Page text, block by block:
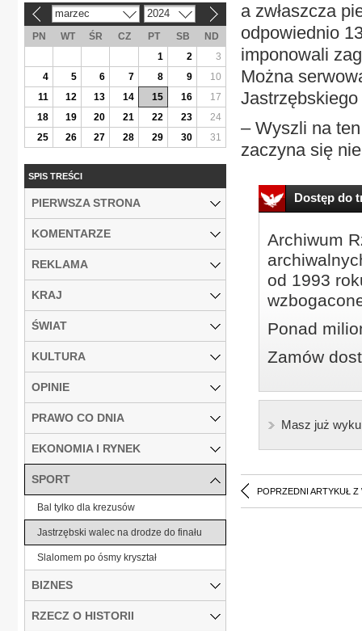
a zwłaszcza
odpowiednio
imponowali
Można
– Wyszli na
zaczyna się
Dostęp do
Archiwum
od 1993
Ponad
Zamów
Masz już
POPRZEDNI ARTYKUŁ Z
marzec 2024
PN WT ŚR CZ PT SB
ND
1
2
3
4
5 6 7 8 9
10
11
12 13 14 15 16
17
18
19 20 21 22 23
24
25
26 27 28 29 30 31
SPIS TREŚCI
PIERWSZA STRONA
KOMENTARZE
REKLAMA
KRAJ
ŚWIAT
KULTURA
OPINIE
PRAWO CO DNIA
EKONOMIA I RYNEK
SPORT
Bal tylko dla krezusów
Jastrzębski walec na drodze do finału
Slalomem po ósmy kryształ
BIZNES
RZECZ O HISTORII